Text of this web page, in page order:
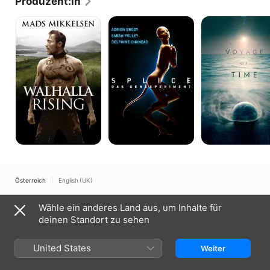
Walhalla
Splice
-
Das
Genexperiment
Voyage
Time:
Life's
Journey
Österreich English (UK)
Nutzungsbedingungen für Internetdienste
Support
Wähle ein anderes Land aus, um Inhalte für
deinen Standort zu sehen
United States Weiter